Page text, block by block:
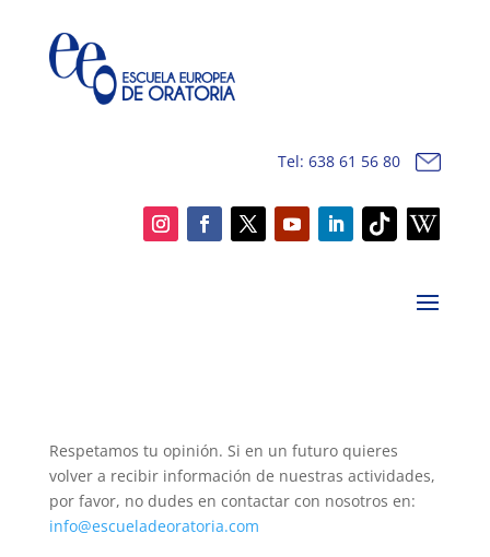
Tel: 638 61 56 80
Respetamos tu opinión. Si en un futuro quieres
volver a recibir información de nuestras actividades,
por favor, no dudes en contactar con nosotros en:
info@escueladeoratoria.com